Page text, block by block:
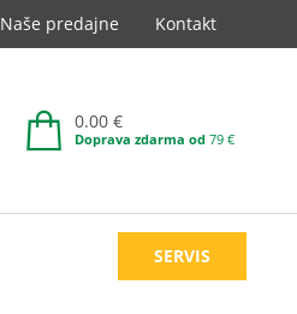
Naše predajne Kontakt
0.00 €
Doprava zdarma od 79 €
SERVIS